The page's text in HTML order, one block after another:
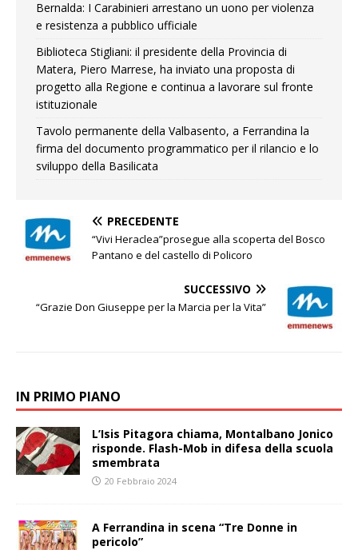
Bernalda: I Carabinieri arrestano un uono per violenza
e resistenza a pubblico ufficiale
Biblioteca Stigliani: il presidente della Provincia di
Matera, Piero Marrese, ha inviato una proposta di
progetto alla Regione e continua a lavorare sul fronte
istituzionale
Tavolo permanente della Valbasento, a Ferrandina la
firma del documento programmatico per il rilancio e lo
sviluppo della Basilicata
PRECEDENTE
“Vivi Heraclea”prosegue alla scoperta del Bosco
Pantano e del castello di Policoro
SUCCESSIVO
“Grazie Don Giuseppe per la Marcia per la Vita”
IN PRIMO PIANO
L’Isis Pitagora chiama, Montalbano Jonico
risponde. Flash-Mob in difesa della scuola
smembrata
20 Febbraio 2024
A Ferrandina in scena “Tre Donne in
pericolo”